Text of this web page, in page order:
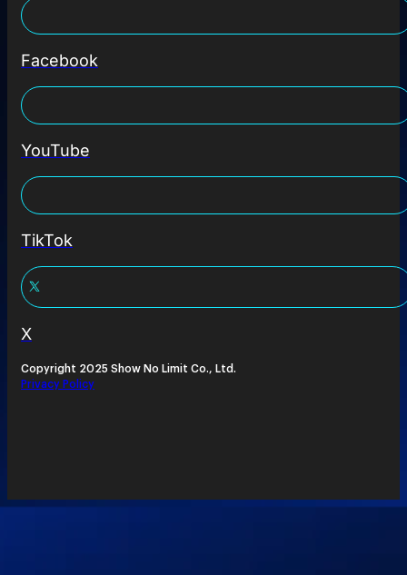
Facebook
YouTube
TikTok
X
Copyright 2025 Show No Limit Co., Ltd.
Privacy Policy